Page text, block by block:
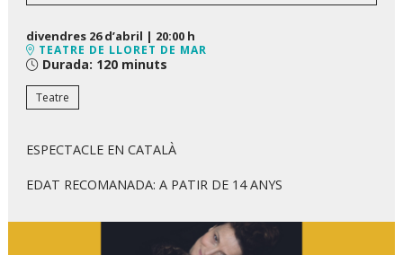
divendres 26 d’abril | 20:00 h
TEATRE DE LLORET DE MAR
Durada: 120 minuts
Teatre
ESPECTACLE EN CATALÀ
EDAT RECOMANADA: A PATIR DE 14 ANYS